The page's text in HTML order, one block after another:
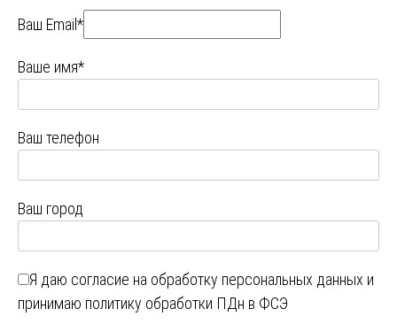
Ваш Email*
Ваше имя*
Ваш телефон
Ваш город
Я даю согласие на обработку персональных данных и
принимаю политику обработки ПДн в ФСЭ